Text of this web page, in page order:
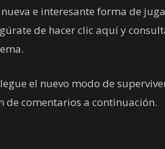
e interesante forma de
de hacer clic aquí y
el nuevo modo de
de comentarios a continuación.